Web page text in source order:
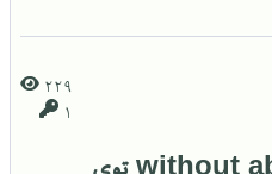
229
1
عبارتی به شکل without abandon توی